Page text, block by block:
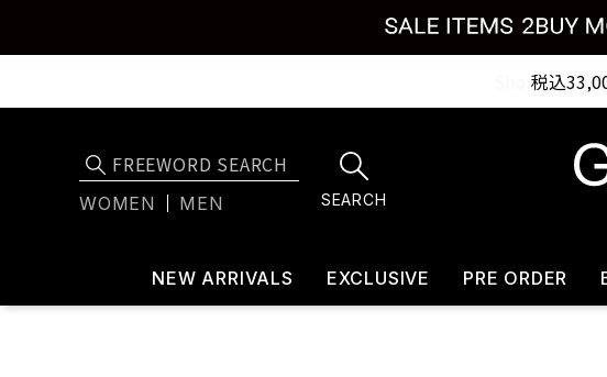
税込
WOMEN MEN SEARCH
NEW ARRIVALS EXCLUSIVE PRE ORDER